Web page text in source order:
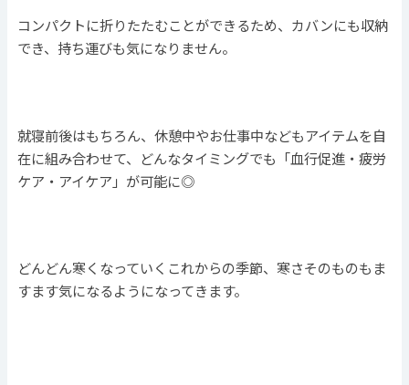
コンパクトに折りたたむことができるため、カバンにも収納
でき、持ち運びも気になりません。
就寝前後はもちろん、休憩中やお仕事中などもアイテムを自
在に組み合わせて、どんなタイミングでも「血行促進・疲労
ケア・アイケア」が可能に◎
どんどん寒くなっていくこれからの季節、寒さそのものもま
すます気になるようになってきます。